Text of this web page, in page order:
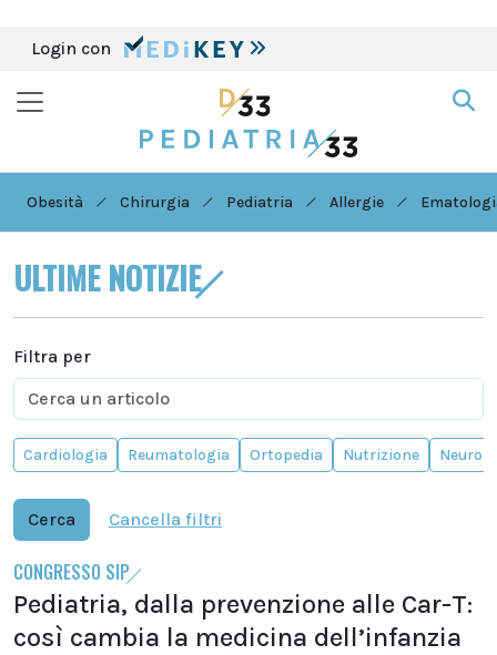
Login con
Obesità Chirurgia Pediatria Allergie
ULTIME NOTIZIE
Filtra per
Cardiologia Reumatologia Ortopedia Nutrizione
Cerca Cancella filtri
CONGRESSO SIP
Pediatria, dalla prevenzione alle Car-T:
così cambia la medicina dell’infanzia